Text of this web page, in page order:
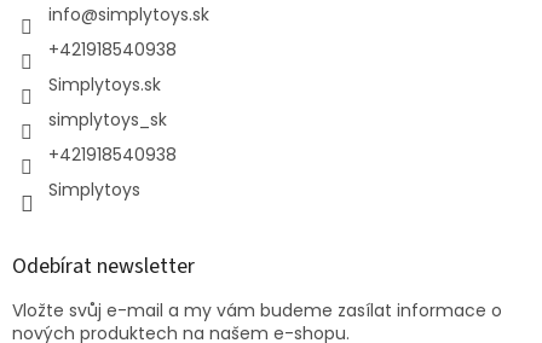
info@simplytoys.sk
+421918540938
Simplytoys.sk
simplytoys_sk
+421918540938
Simplytoys
Odebírat newsletter
Vložte svůj e-mail a my vám budeme zasílat informace o
nových produktech na našem e-shopu.